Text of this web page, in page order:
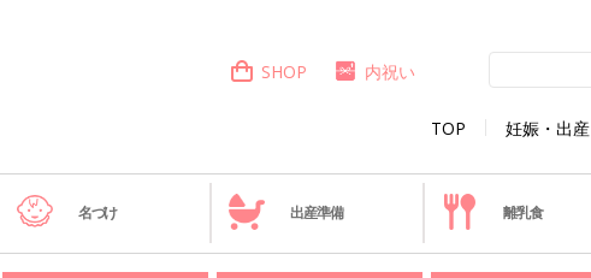
TOP 妊娠・出産
SHOP 内祝い
名づけ 出産準備 離乳食